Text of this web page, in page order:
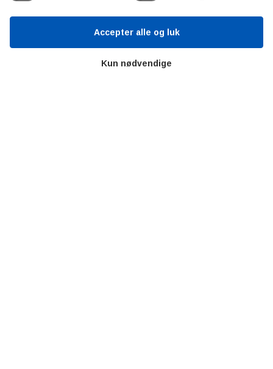
Videncentre
Teknologisk Institut
Kun nødvendige
Accepter alle og luk